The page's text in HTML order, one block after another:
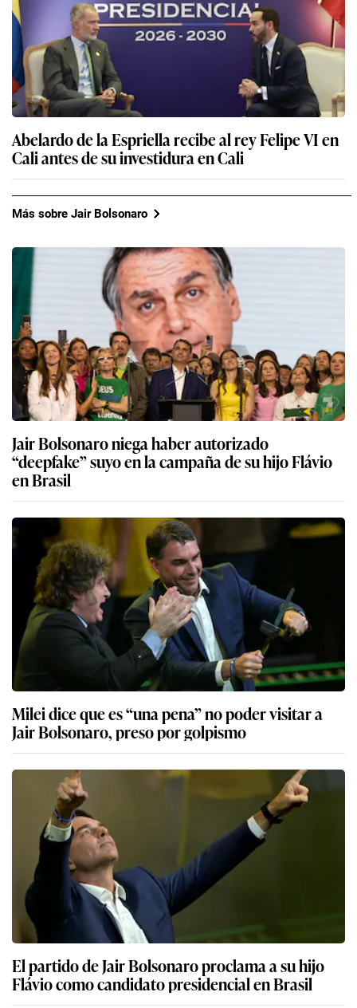
Abelardo de la Espriella recibe al rey Felipe VI en
Cali antes de su investidura en Cali
Más sobre Jair Bolsonaro
Jair Bolsonaro niega haber autorizado
“deepfake” suyo en la campaña de su hijo Flávio
en Brasil
Milei dice que es “una pena” no poder visitar a
Jair Bolsonaro, preso por golpismo
El partido de Jair Bolsonaro proclama a su hijo
Flávio como candidato presidencial en Brasil